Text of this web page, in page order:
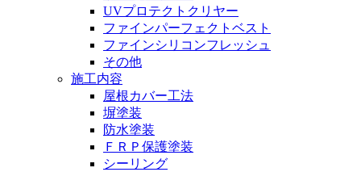
UVプロテクトクリヤー
ファインパーフェクトベスト
ファインシリコンフレッシュ
その他
施工内容
屋根カバー工法
塀塗装
防水塗装
ＦＲＰ保護塗装
シーリング